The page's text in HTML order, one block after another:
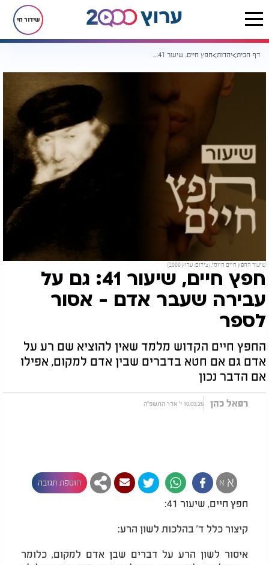
שידור חי
דף הבית יהדות חפץ חיים, שיעור 41: גם על עבירה שעבר אדם - אסור לספר
שיעור החפץ חיים היומי. (צילום: ערוץ 2000)
חפץ חיים, שיעור 41: גם על
עבירה שעבר אדם - אסור
לספר
החפץ חיים הקדוש מלמד שאין להוציא שם רע על
אדם גם אם חטא בדברים שבין אדם למקום, אפילו
אם הדבר נכון
רפאל כהן 10.03.25 י' אדר התשפ"ה
א א הוספת תגובה
חפץ חיים, שיעור 41:
קיצור כלל ד' בהלכות לשון הרע:
איסור לשון הרע על דברים שבן אדם למקום, כלומר